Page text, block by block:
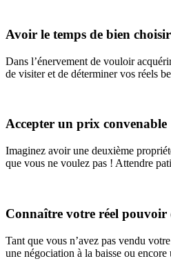
Avoir le temps de bien choisir
Dans l’énervement de vouloir
de visiter et de déterminer vos réels
Accepter un prix convenable
Imaginez avoir une deuxième
que vous ne voulez pas ! Attendre
Connaître votre réel pouvoir
Tant que vous n’avez pas vendu
une négociation à la baisse ou